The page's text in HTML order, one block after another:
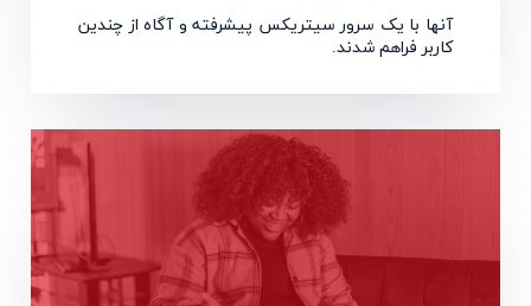
آنها با یک سرور سیتریکس پیشرفته و آگاه از چندین
کاربر فراهم شدند.